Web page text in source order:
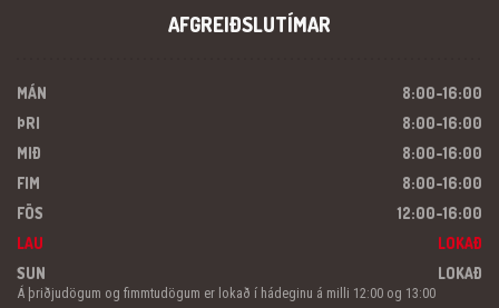
AFGREIÐSLUTÍMAR
MÁN
8:00-16:00
ÞRI
8:00-16:00
MIÐ
8:00-16:00
FIM
8:00-16:00
FÖS
12:00-16:00
LAU
LOKAÐ
SUN
LOKAÐ
Á þriðjudögum og fimmtudögum er lokað í hádeginu á milli 12:00 og 13:00